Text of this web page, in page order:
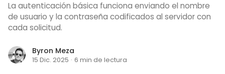
La autenticación básica funciona enviando el nombre
de usuario y la contraseña codificados al servidor con
cada solicitud.
Byron Meza
15 Dic. 2025 · 6 min de lectura